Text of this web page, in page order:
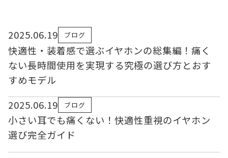
2025.06.19 ブログ
快適性・装着感で選ぶイヤホンの総集編！痛く
ない長時間使用を実現する究極の選び方とおす
すめモデル
2025.06.19
ブログ
小さい耳でも痛くない！快適性重視のイヤホン
選び完全ガイド